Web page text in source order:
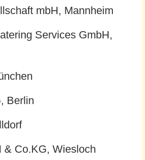
mbH, Mannheim
Services GmbH,
Berlin
& Co.KG, Wiesloch